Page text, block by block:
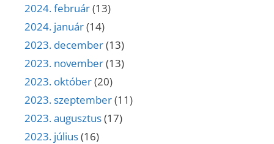
2024. február(13)
2024. január(14)
2023. december(13)
2023. november(13)
2023. október(20)
2023. szeptember(11)
2023. augusztus(17)
2023. július(16)